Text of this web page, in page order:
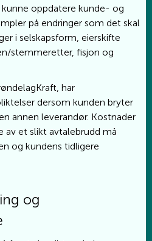
oppdatere kunde- og
på endringer som det skal
i selskapsform, eierskifte
stemmeretter, fisjon og
har
dersom kunden bryter
annen leverandør. Kostnader
et slikt avtalebrudd må
og kundens tidligere
og